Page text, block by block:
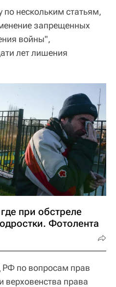
нескольким статьям,
запрещенных
войны",
лет лишения
при обстреле
Фотолента
по вопросам прав
верховенства права